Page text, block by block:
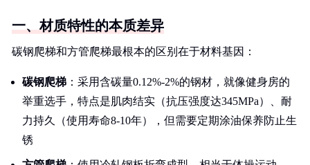
一、材质特性的本质差异
碳钢爬梯和方管爬梯最根本的区别在于材料基因：
碳钢爬梯 ：采用含碳量0.12%-2%的钢材，就像健身房的
举重选手，特点是肌肉结实（抗压强度达345MPa）、耐
力持久（使用寿命8-10年），但需要定期涂油保养防止生
锈